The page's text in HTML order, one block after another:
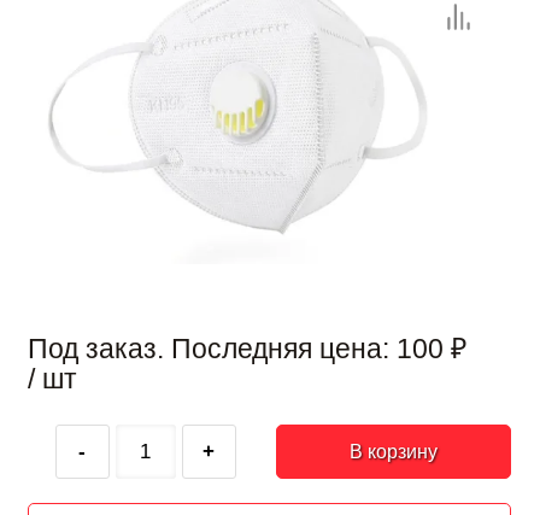
Под заказ. Последняя цена: 100 ₽
/ шт
- + В корзину